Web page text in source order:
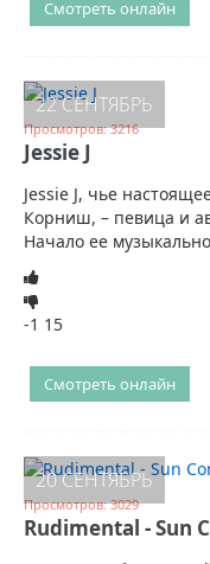
Смотреть онлайн
22 СЕНТЯБРЬ
Просмотров: 3216
Jessie J
Jessie J, чье
Корниш, – певица и
Начало ее
-1 15
Смотреть онлайн
20 СЕНТЯБРЬ
Просмотров: 3029
Rudimental - Sun